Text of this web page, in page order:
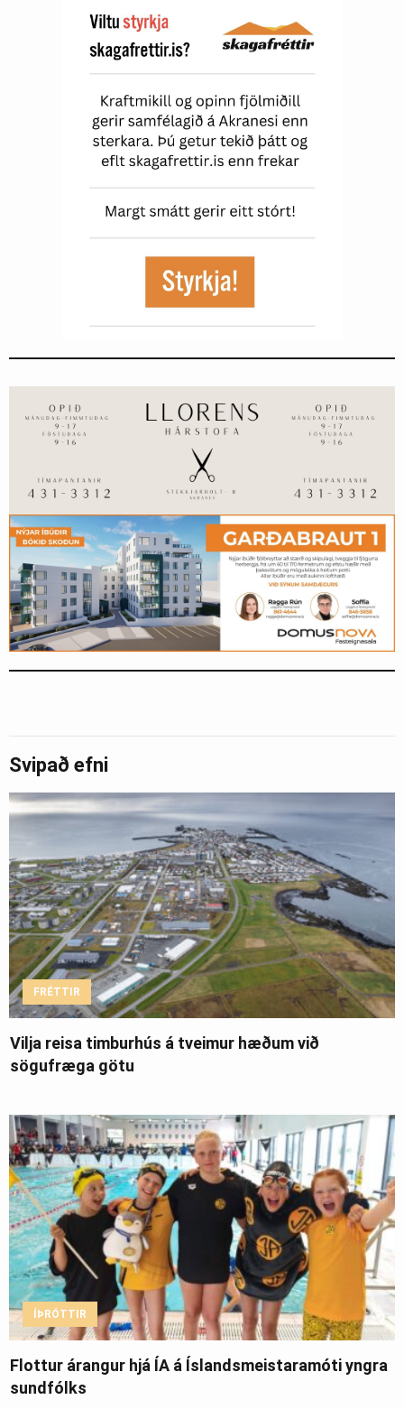
Svipað efni
FRÉTTIR
Vilja reisa timburhús á tveimur hæðum við
sögufræga götu
ÍÞRÓTTIR
Flottur árangur hjá ÍA á Íslandsmeistaramóti yngra
sundfólks